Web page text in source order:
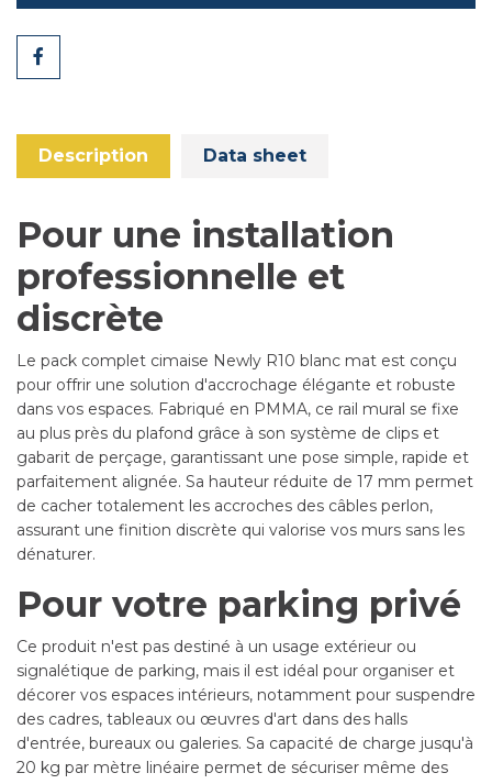
Share
Description Data sheet
Pour une installation
professionnelle et
discrète
Le pack complet cimaise Newly R10 blanc mat est conçu
pour offrir une solution d'accrochage élégante et robuste
dans vos espaces. Fabriqué en PMMA, ce rail mural se fixe
au plus près du plafond grâce à son système de clips et
gabarit de perçage, garantissant une pose simple, rapide et
parfaitement alignée. Sa hauteur réduite de 17 mm permet
de cacher totalement les accroches des câbles perlon,
assurant une finition discrète qui valorise vos murs sans les
dénaturer.
Pour votre parking privé
Ce produit n'est pas destiné à un usage extérieur ou
signalétique de parking, mais il est idéal pour organiser et
décorer vos espaces intérieurs, notamment pour suspendre
des cadres, tableaux ou œuvres d'art dans des halls
d'entrée, bureaux ou galeries. Sa capacité de charge jusqu'à
20 kg par mètre linéaire permet de sécuriser même des